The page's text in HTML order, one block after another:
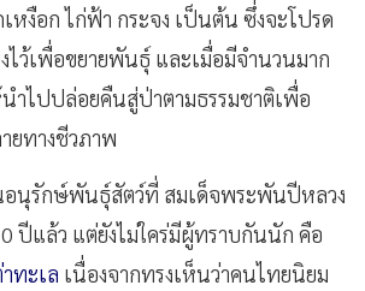
หงือก ไก่ฟ้า กระจง เป็นต้น ซึ่งจะโปรด
งไว้เพื่อขยายพันธุ์ และเมื่อมีจำนวนมาก
ำไปปล่อยคืนสู่ป่าตามธรรมชาติเพื่อ
ยทางชีวภาพ
อนุรักษ์พันธุ์สัตว์ที่ สมเด็จพระพันปีหลวง
ปีแล้ว แต่ยังไม่ใคร่มีผู้ทราบกันนัก คือ
ทะเล เนื่องจากทรงเห็นว่าคนไทยนิยม